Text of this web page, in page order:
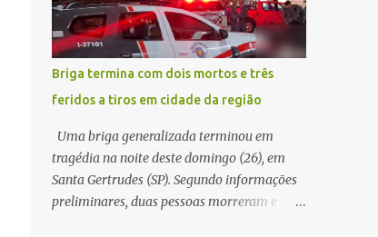
da admini...
necessário atualizar o cadastro da conta e
passou a orientar a vítima sobre os
procedimentos que deveriam ser realizados.
Dias depois, o golpista enviou um
documento em PDF simulando uma
comunicação oficial da instituição
financeira. Na sequência, entrou em contato
por telefone e encaminhou um link,
orientando a vítima a acessá-lo pelo
Briga termina com dois mortos e três
feridos a tiros em cidade da região
Uma briga generalizada terminou em
tragédia na noite deste domingo (26), em
Santa Gertrudes (SP). Segundo informações
preliminares, duas pessoas morreram e